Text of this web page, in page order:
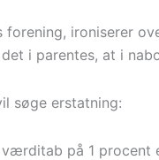
ironiserer
i parentes, at i
søge erstatning:
på 1